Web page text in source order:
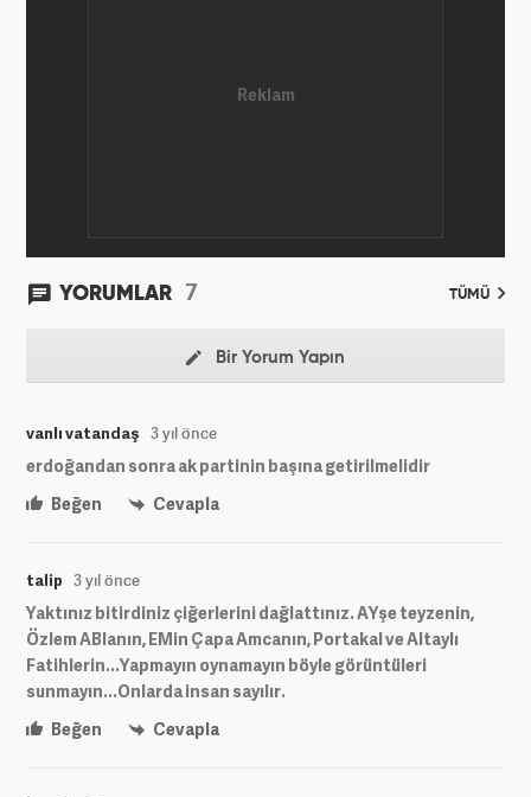
Haber7.com’da “Gündem Editörü” olarak devam
YORUMLAR 7 TÜMÜ
Bir Yorum Yapın
vanlı vatandaş 3 yıl önce
erdoğandan sonra ak partinin başına getirilmelidir
Beğen
Cevapla
talip 3 yıl önce
Yaktınız bitirdiniz çiğerlerini dağlattınız. AYşe teyzenin,
Özlem ABlanın, EMin Çapa Amcanın, Portakal ve Altaylı
Fatihlerin...Yapmayın oynamayın böyle görüntüleri
sunmayın...Onlarda insan sayılır.
Beğen
Cevapla